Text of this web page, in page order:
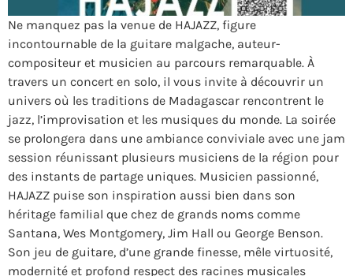
Ne manquez pas la venue de HAJAZZ, figure
incontournable de la guitare malgache, auteur-
compositeur et musicien au parcours remarquable. À
travers un concert en solo, il vous invite à découvrir un
univers où les traditions de Madagascar rencontrent le
jazz, l’improvisation et les musiques du monde. La soirée
se prolongera dans une ambiance conviviale avec une jam
session réunissant plusieurs musiciens de la région pour
des instants de partage uniques. Musicien passionné,
HAJAZZ puise son inspiration aussi bien dans son
héritage familial que chez de grands noms comme
Santana, Wes Montgomery, Jim Hall ou George Benson.
Son jeu de guitare, d’une grande finesse, mêle virtuosité,
modernité et profond respect des racines musicales